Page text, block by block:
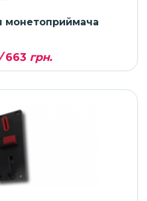
монетоприймача
663 грн.